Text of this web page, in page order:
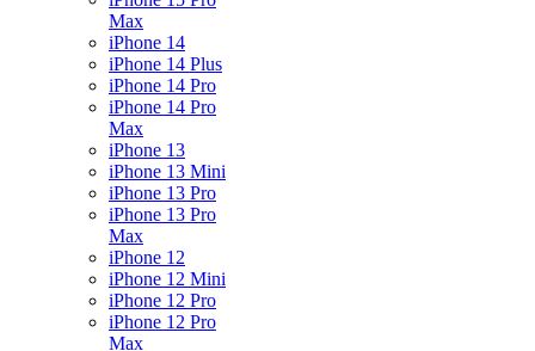
Max
iPhone 14
iPhone 14 Plus
iPhone 14 Pro
iPhone 14 Pro
Max
iPhone 13
iPhone 13 Mini
iPhone 13 Pro
iPhone 13 Pro
Max
iPhone 12
iPhone 12 Mini
iPhone 12 Pro
iPhone 12 Pro
Max